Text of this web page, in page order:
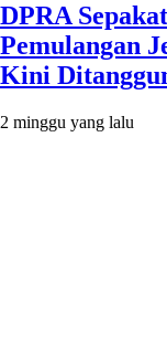
DPRA
Pemulangan
Kini
2 minggu yang lalu